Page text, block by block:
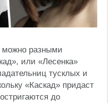
можно разными
или «Лесенка»
тусклых и
«Каскад» придаст
до